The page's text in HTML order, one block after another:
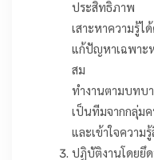
ประสิทธิภาพ
เสาะหาความรู้ไ
แก้ปัญหาเฉพาะ
สม
ทำงานตามบทบ
เป็นทีมจากกลุ่ม
และเข้าใจความ
ปฏิบัติงานโดยยึ